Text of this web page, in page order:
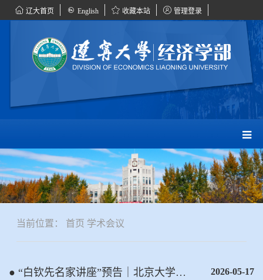
辽大首页 English 收藏本站 管理登录
当前位置： 首页 学术会议
● “白钦先名家讲座”预告｜北京大学颜
2026-05-17